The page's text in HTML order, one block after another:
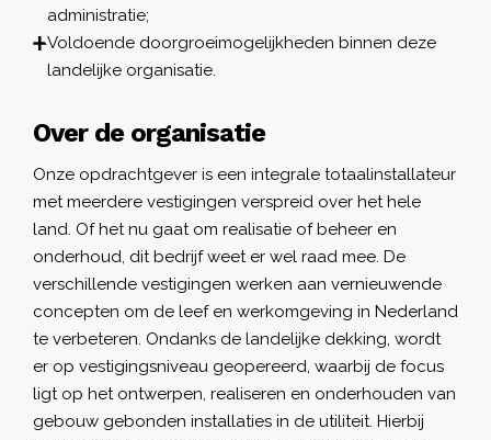
administratie;
Voldoende doorgroeimogelijkheden binnen deze
landelijke organisatie.
Over de organisatie
Onze opdrachtgever is een integrale totaalinstallateur
met meerdere vestigingen verspreid over het hele
land. Of het nu gaat om realisatie of beheer en
onderhoud, dit bedrijf weet er wel raad mee. De
verschillende vestigingen werken aan vernieuwende
concepten om de leef en werkomgeving in Nederland
te verbeteren. Ondanks de landelijke dekking, wordt
er op vestigingsniveau geopereerd, waarbij de focus
ligt op het ontwerpen, realiseren en onderhouden van
gebouw gebonden installaties in de utiliteit. Hierbij